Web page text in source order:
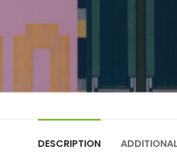
DESCRIPTION